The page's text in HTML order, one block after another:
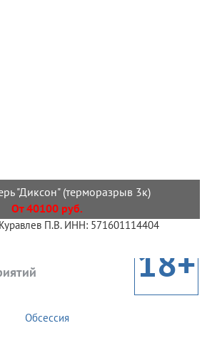
"Диксон" (терморазрыв 3к)
От 40100 руб.
П.В. ИНН: 571601114404
18+
Обсессия